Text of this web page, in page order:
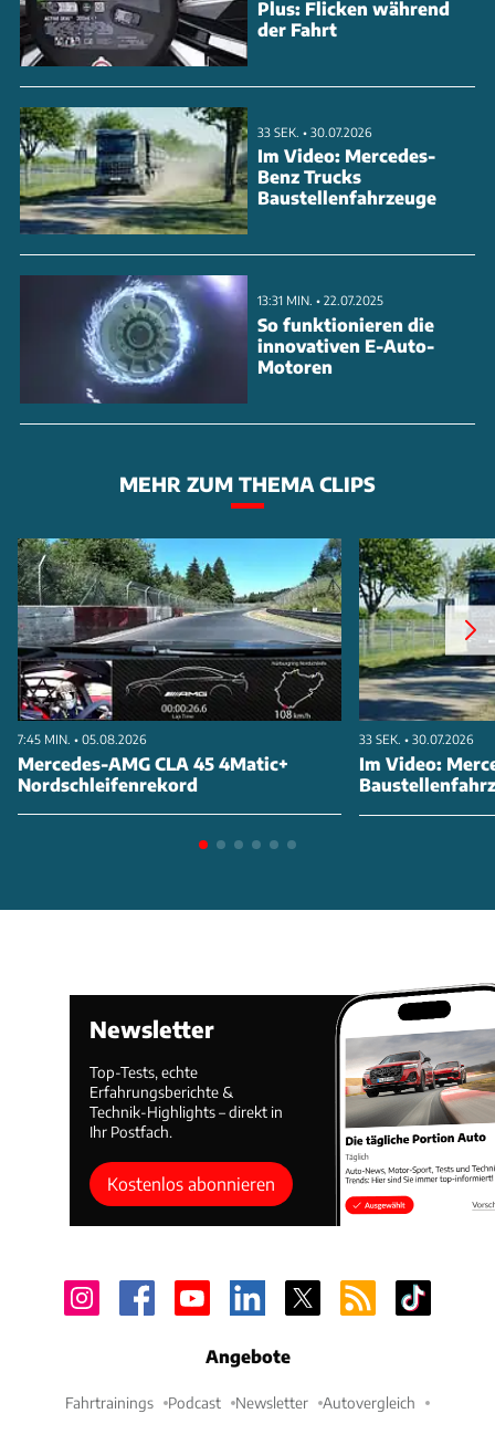
Plus: Flicken während
der Fahrt
33 SEK. • 30.07.2026
Im Video: Mercedes-
Benz Trucks
Baustellenfahrzeuge
13:31 MIN. • 22.07.2025
So funktionieren die
innovativen E-Auto-
Motoren
MEHR ZUM THEMA CLIPS
7:45 MIN. • 05.08.2026
Mercedes-AMG CLA 45 4Matic+
Nordschleifenrekord
33 SEK. • 30.07.2026
Im Video:
Newsletter
Top-Tests, echte
Erfahrungsberichte &
Technik-Highlights – direkt in
Ihr Postfach.
Kostenlos abonnieren
Angebote
Fahrtrainings Podcast Newsletter Autovergleich